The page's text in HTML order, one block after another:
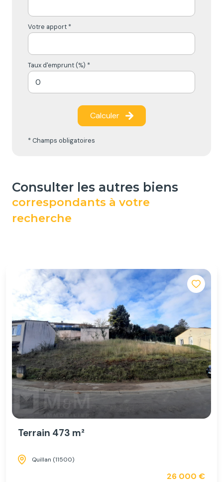
Votre apport *
Taux d'emprunt (%) *
Calculer
* Champs obligatoires
consulter les autres biens
correspondants à votre
recherche
Terrain 473 m²
Quillan (11500)
26 000 €